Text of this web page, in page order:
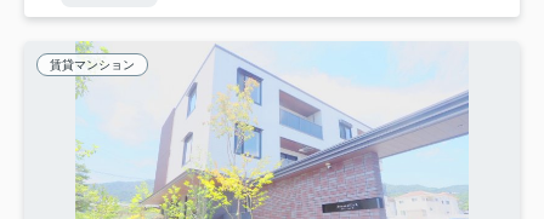
賃貸マンション